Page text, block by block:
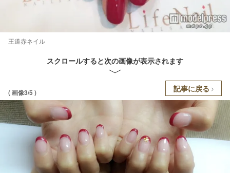
王道赤ネイル
スクロールすると次の画像が表示されます
( 画像3/5 ) 記事に戻る